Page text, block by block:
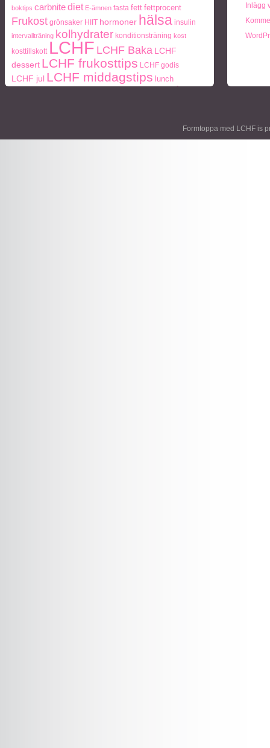
boktips carbnitediet E-ämnen fasta fett fettprocent
Frukost grönsaker HIIT hormoner hälsa insulin
intervallträning kolhydrater konditionsträning kost
kosttillskott LCHF LCHF Baka LCHF
dessert LCHF frukosttips LCHF godis
LCHF jul LCHF middagstips lunch
paleo
Inlägg
Formtoppa med LCHF is